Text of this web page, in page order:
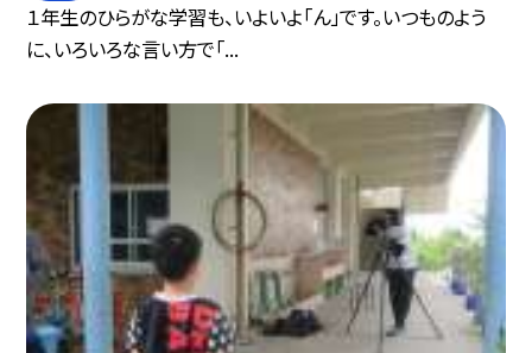
１年生のひらがな学習も、いよいよ「ん」です。いつものよう
に、いろいろな言い方で「...